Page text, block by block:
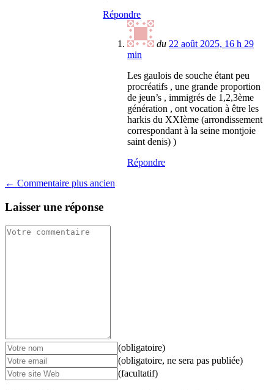
Répondre
du 22 août 2025, 16 h 29
min
Les gaulois de souche étant peu
procréatifs , une grande proportion
de jeun’s , immigrés de 1,2,3ème
génération , ont vocation à être les
harkis du XXIème (arrondissement
correspondant à la seine montjoie
saint denis) )
Répondre
← Commentaire plus ancien
Laisser une réponse
(obligatoire)
(obligatoire, ne sera pas publiée)
(facultatif)